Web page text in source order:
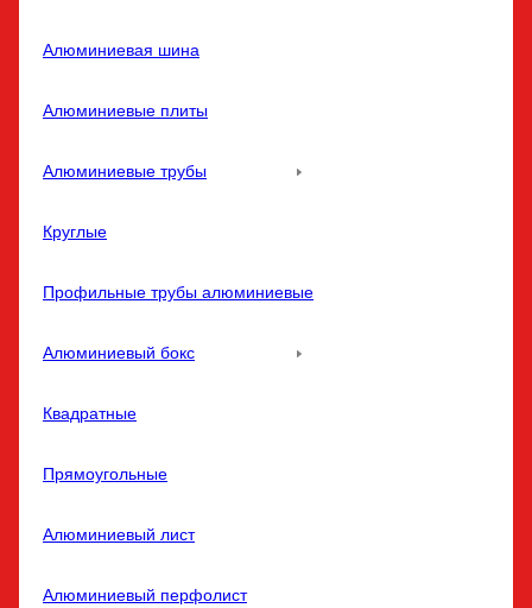
Алюминиевая шина
Алюминиевые плиты
Алюминиевые трубы
Круглые
Профильные трубы алюминиевые
Алюминиевый бокс
Квадратные
Прямоугольные
Алюминиевый лист
Алюминиевый перфолист